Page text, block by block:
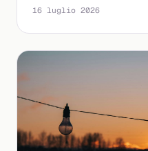
16 luglio 2026